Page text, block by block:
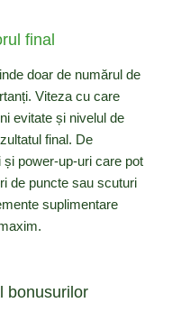
final
doar de numărul de
Viteza cu care
evitate și nivelul de
final. De
power-up-uri care pot
de puncte sau scuturi
suplimentare
bonusurilor